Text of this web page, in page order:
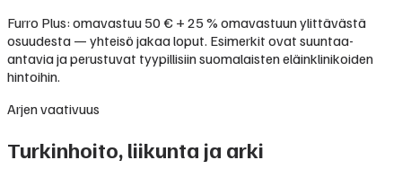
Furro Plus: omavastuu 50 € + 25 % omavastuun ylittävästä
osuudesta — yhteisö jakaa loput. Esimerkit ovat suuntaa-
antavia ja perustuvat tyypillisiin suomalaisten eläinklinikoiden
hintoihin.
Arjen vaativuus
Turkinhoito, liikunta ja arki